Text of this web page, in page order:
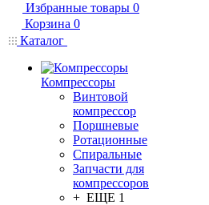
Избранные товары 0
Корзина 0
Каталог
Компрессоры
Винтовой
компрессор
Поршневые
Ротационные
Спиральные
Запчасти для
компрессоров
+ ЕЩЕ 1